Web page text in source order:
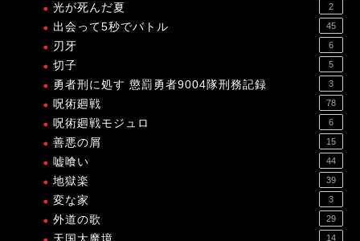
光が死んだ夏 2
出会って5秒でバトル 45
刃牙 6
切子 5
勇者刑に処す 懲罰勇者9004隊刑務記録 3
呪術廻戦 78
呪術廻戦モジュロ 6
善悪の屑 15
嘘喰い 44
地獄楽 39
変な家 3
外道の歌 29
14